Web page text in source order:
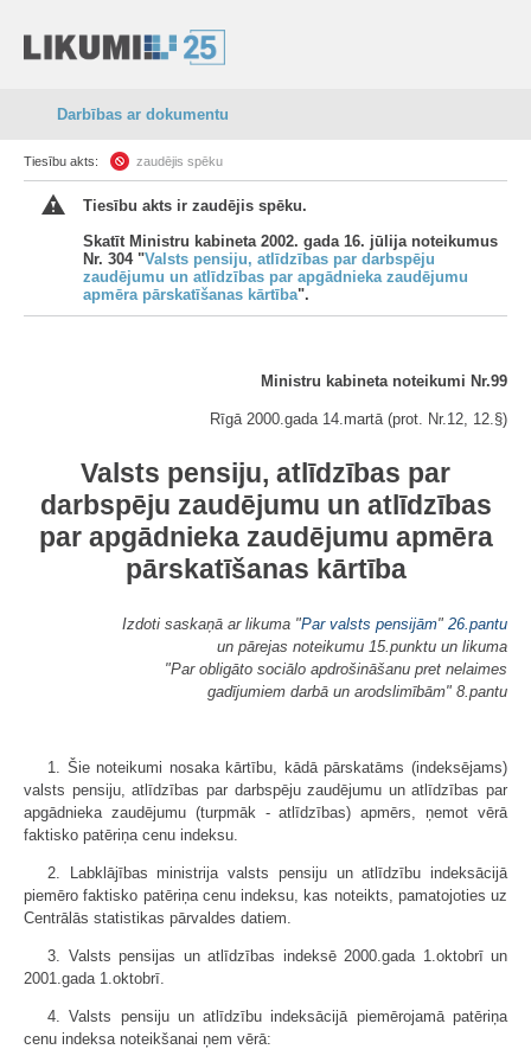
Darbības ar dokumentu
Tiesību akts: zaudējis spēku
Tiesību akts ir zaudējis spēku.
Skatīt Ministru kabineta 2002. gada 16. jūlija noteikumus
Nr. 304 "Valsts pensiju, atlīdzības par darbspēju
zaudējumu un atlīdzības par apgādnieka zaudējumu
apmēra pārskatīšanas kārtība".
Ministru kabineta noteikumi Nr.99
Rīgā 2000.gada 14.martā (prot. Nr.12, 12.§)
Valsts pensiju, atlīdzības par
darbspēju zaudējumu un atlīdzības
par apgādnieka zaudējumu apmēra
pārskatīšanas kārtība
Izdoti saskaņā ar likuma "Par valsts pensijām" 26.pantu
un pārejas noteikumu 15.punktu un likuma
"Par obligāto sociālo apdrošināšanu pret nelaimes
gadījumiem darbā un arodslimībām" 8.pantu
1. Šie noteikumi nosaka kārtību, kādā pārskatāms (indeksējams)
valsts pensiju, atlīdzības par darbspēju zaudējumu un atlīdzības par
apgādnieka zaudējumu (turpmāk - atlīdzības) apmērs, ņemot vērā
faktisko patēriņa cenu indeksu.
2. Labklājības ministrija valsts pensiju un atlīdzību indeksācijā
piemēro faktisko patēriņa cenu indeksu, kas noteikts, pamatojoties uz
Centrālās statistikas pārvaldes datiem.
3. Valsts pensijas un atlīdzības indeksē 2000.gada 1.oktobrī un
2001.gada 1.oktobrī.
4. Valsts pensiju un atlīdzību indeksācijā piemērojamā patēriņa
cenu indeksa noteikšanai ņem vērā: